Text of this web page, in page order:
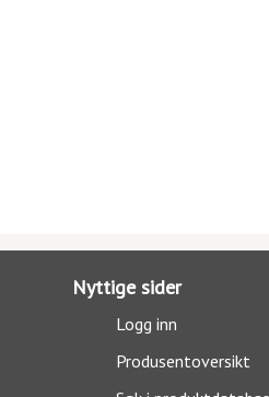
Nyttige sider
Logg inn
Produsentoversikt